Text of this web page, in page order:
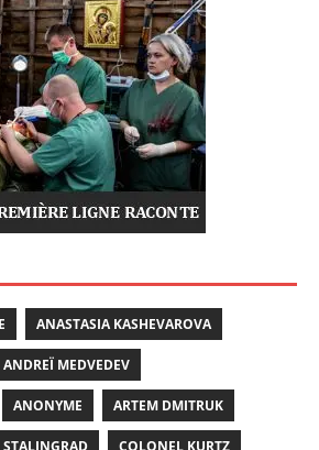
ANASTASIA KASHEVAROVA
ANDREÏ MEDVEDEV
ANONYME ARTEM DMITRUK
COLONEL KURTZ